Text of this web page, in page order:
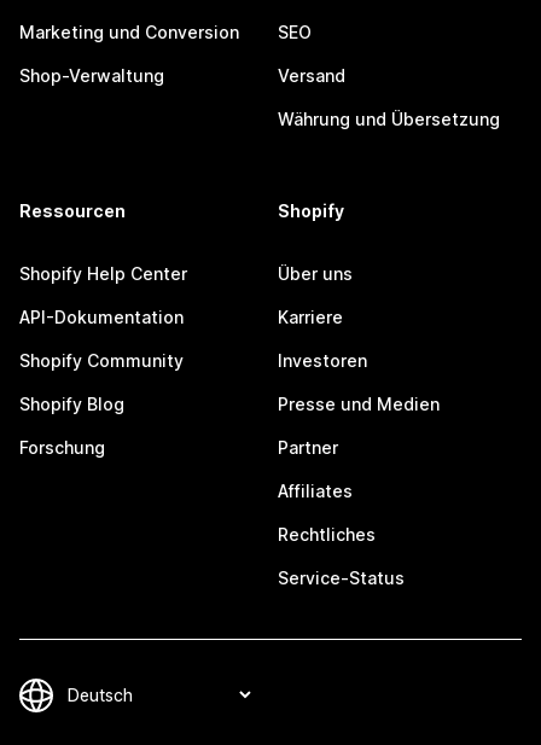
Marketing und Conversion
Shop-Verwaltung
SEO
Versand
Währung und Übersetzung
Ressourcen
Shopify Help Center
API-Dokumentation
Shopify Community
Shopify Blog
Forschung
Shopify
Über uns
Karriere
Investoren
Presse und Medien
Partner
Affiliates
Rechtliches
Service-Status